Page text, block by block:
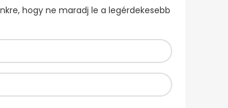
hogy ne maradj le a legérdekesebb